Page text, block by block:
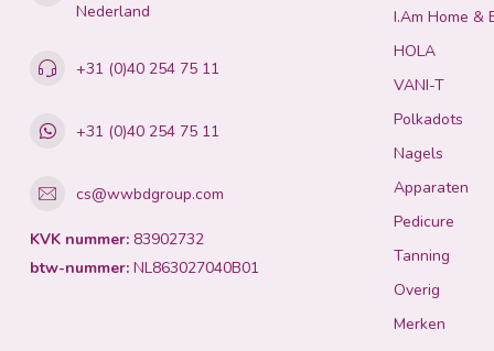
Nederland
+31 (0)40 254 75 11
+31 (0)40 254 75 11
cs@wwbdgroup.com
KVK nummer: 83902732
btw-nummer: NL863027040B01
I.Am Home &
HOLA
VANI-T
Polkadots
Nagels
Apparaten
Pedicure
Tanning
Overig
Merken